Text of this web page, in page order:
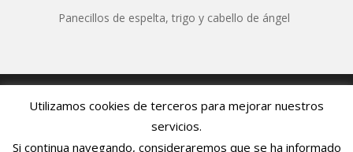
Panecillos de espelta, trigo y cabello de ángel
© 2026 Azafrán Restaurante. Todos los derechos
Utilizamos cookies de terceros para mejorar nuestros
servicios.
Si continua navegando, consideraremos que se ha informado